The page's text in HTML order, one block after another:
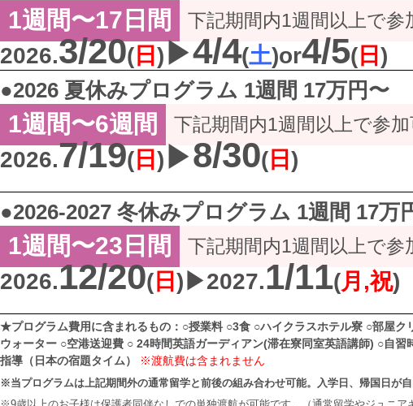
1週間〜17日間 下記期間内1週間以上で参
2026.3/20( 日 ) ▶︎4/4(土)or4/5( 日 )
●2026 夏休みプログラム 1週間 17万円〜
1週間〜6週間 下記期間内1週間以上で参加
2026.7/19( 日 ) ▶︎8/30( 日 )
●2026-2027 冬休みプログラム 1週間 17万
1週間〜23日間 下記期間内1週間以上で参
2026.12/20( 日 ) ▶︎2027.1/11(月,祝)
★プログラム費用に含まれるもの：○授業料 ○3食 ○ハイクラスホテル寮 ○部屋ク
ウォーター ○空港送迎費 ○ 24時間英語ガーディアン(滞在寮同室英語講師) ○自習
指導（日本の宿題タイム）
※渡航費は含まれません
※当プログラムは上記期間外の通常留学と前後の組み合わせ可能。入学日、帰国日が自